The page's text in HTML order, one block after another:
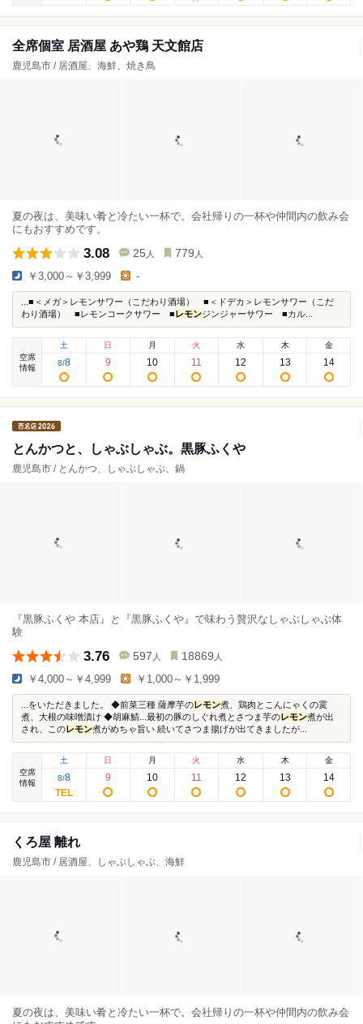
全席個室 居酒屋 あや鶏 天文館店
鹿児島市 / 居酒屋、海鮮、焼き鳥
夏の夜は、美味い肴と冷たい一杯で。会社帰りの一杯や仲間内の飲み会
にもおすすめです。
3.08 25 人 779 人
￥3,000～￥3,999 -
...■＜メガ＞レモンサワー（こだわり酒場） ■＜ドデカ＞レモンサワー（こだ
わり酒場） ■レモンコークサワー ■ レモンジンジャーサワー ■カル...
空席
情報
土
8/8
日
9
月
10
火
11
水
12
木
13
金
14
とんかつと、しゃぶしゃぶ。黒豚ふくや
鹿児島市 / とんかつ、しゃぶしゃぶ、鍋
『黒豚ふくや 本店』と『黒豚ふくや』で味わう贅沢なしゃぶしゃぶ体
験
3.76 597 人 18869 人
￥4,000～￥4,999 ￥1,000～￥1,999
...をいただきました。 ◆前菜三種 薩摩芋のレモン煮、鶏肉とこんにゃくの霙
煮、大根の味噌漬け ◆胡麻鯖...最初の豚のしぐれ煮とさつま芋のレモン煮が出
され、このレモン煮がめちゃ旨い 続いてさつま揚げが出てきましたが...
空席
情報
土
8/8
日
9
月
10
火
11
水
12
木
13
金
14
くろ屋 離れ
鹿児島市 / 居酒屋、しゃぶしゃぶ、海鮮
夏の夜は、美味い肴と冷たい一杯で。会社帰りの一杯や仲間内の飲み会